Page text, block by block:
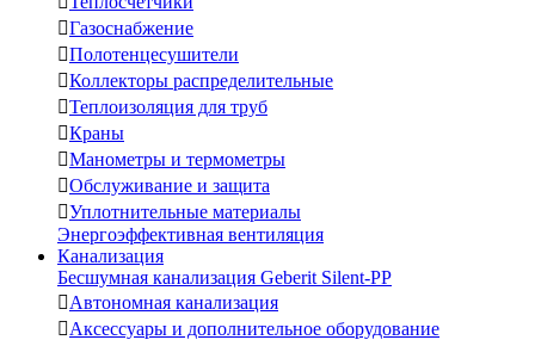
Газоснабжение
Полотенцесушители
Коллекторы распределительные
Теплоизоляция для труб
Краны
Манометры и термометры
Обслуживание и защита
Уплотнительные материалы
Энергоэффективная вентиляция
Канализация
Бесшумная канализация Geberit Silent-PP
Автономная канализация
Аксессуары и дополнительное оборудование